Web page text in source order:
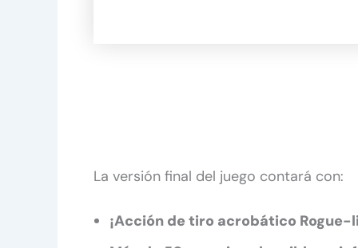
La versión final del juego contará con:
¡Acción de tiro acrobático